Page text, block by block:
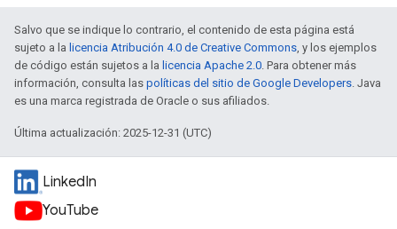
Salvo que se indique lo contrario, el contenido de esta página está
sujeto a la licencia Atribución 4.0 de Creative Commons, y los ejemplos
de código están sujetos a la licencia Apache 2.0. Para obtener más
información, consulta las políticas del sitio de Google Developers. Java
es una marca registrada de Oracle o sus afiliados.
Última actualización: 2025-12-31 (UTC)
LinkedIn
YouTube